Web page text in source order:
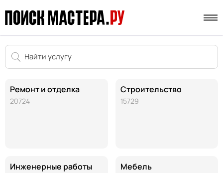
Ремонт и отделка
20724
Инженерные работы
Строительство
15729
Мебель